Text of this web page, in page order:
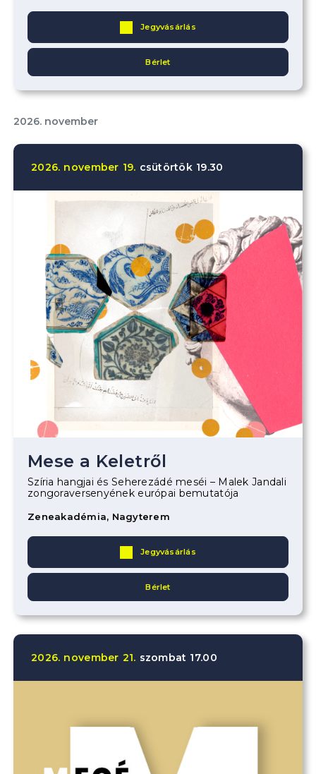
Jegyvásárlás
Bérlet
2026. november
2026. november 19. csütörtök 19.30
Mese a Keletről
Szíria hangjai és Seherezádé meséi – Malek Jandali
zongoraversenyének európai bemutatója
Zeneakadémia, Nagyterem
Jegyvásárlás
Bérlet
2026. november 21. szombat 17.00